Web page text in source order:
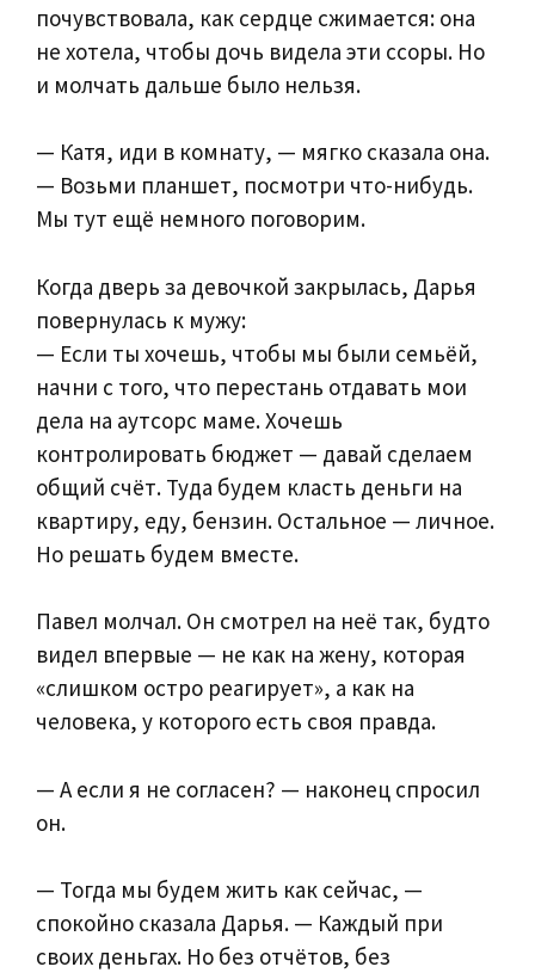
почувствовала, как сердце сжимается: она
не хотела, чтобы дочь видела эти ссоры. Но
и молчать дальше было нельзя.
— Катя, иди в комнату, — мягко сказала она.
— Возьми планшет, посмотри что-нибудь.
Мы тут ещё немного поговорим.
Когда дверь за девочкой закрылась, Дарья
повернулась к мужу:
— Если ты хочешь, чтобы мы были семьёй,
начни с того, что перестань отдавать мои
дела на аутсорс маме. Хочешь
контролировать бюджет — давай сделаем
общий счёт. Туда будем класть деньги на
квартиру, еду, бензин. Остальное — личное.
Но решать будем вместе.
Павел молчал. Он смотрел на неё так, будто
видел впервые — не как на жену, которая
«слишком остро реагирует», а как на
человека, у которого есть своя правда.
— А если я не согласен? — наконец спросил
он.
— Тогда мы будем жить как сейчас, —
спокойно сказала Дарья. — Каждый при
своих деньгах. Но без отчётов, без